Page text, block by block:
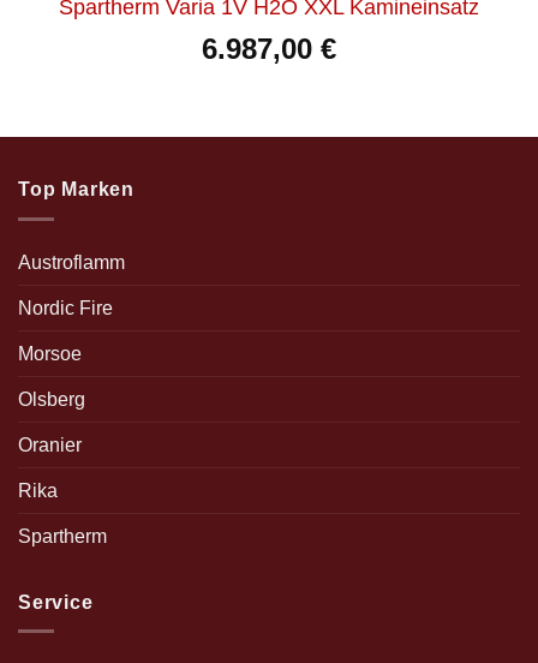
Spartherm Varia 1V H2O XXL Kamineinsatz
6.987,00 €
Top Marken
Austroflamm
Nordic Fire
Morsoe
Olsberg
Oranier
Rika
Spartherm
Service